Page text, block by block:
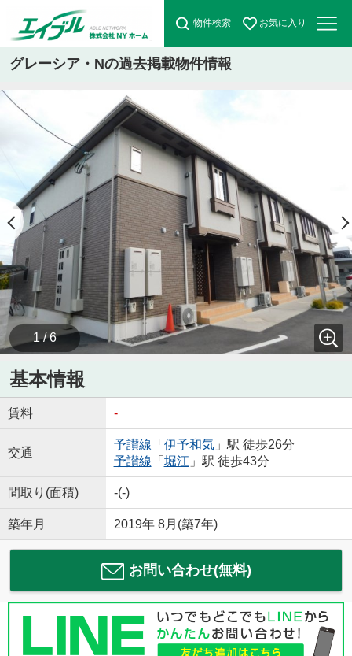
物件検索 お気に入り
グレーシア・Nの過去掲載物件情報
1 / 6
基本情報
賃料 -
交通
予讃線 「 伊予和気」駅 徒歩26分
予讃線 「 堀江 」駅 徒歩43分
間取り(面積) -(-)
築年月 2019年 8月(築7年)
お問い合わせ(無料)